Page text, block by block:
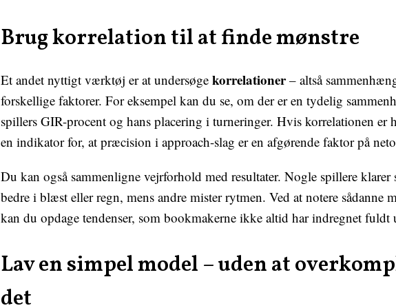
Brug korrelation til at finde mønstre
Et andet nyttigt værktøj er at undersøge korrelationer– altså
forskellige faktorer. For eksempel kan du se, om der er en tydelig
spillers GIR-procent og hans placering i turneringer. Hvis korrelationen er
en indikator for, at præcision i approach-slag er en afgørende faktor på
Du kan også sammenligne vejrforhold med resultater. Nogle spillere klarer
bedre i blæst eller regn, mens andre mister rytmen. Ved at notere sådanne
kan du opdage tendenser, som bookmakerne ikke altid har indregnet fuldt
Lav en simpel model – uden at
det